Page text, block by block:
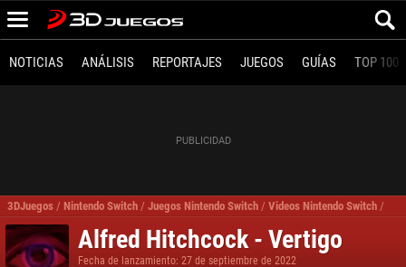
NOTICIAS ANÁLISIS REPORTAJES JUEGOS GUÍAS TOP 100
3DJuegos / Nintendo Switch / Juegos Nintendo Switch / Videos Nintendo Switch /
Alfred Hitchcock - Vertigo
Fecha de lanzamiento: 27 de septiembre de 2022